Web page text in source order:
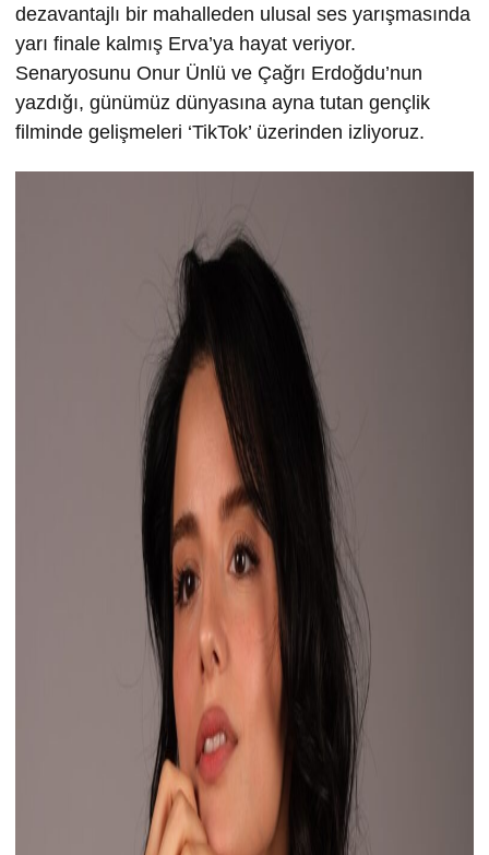
dezavantajlı bir mahalleden ulusal ses yarışmasında
yarı finale kalmış Erva’ya hayat veriyor.
Senaryosunu Onur Ünlü ve Çağrı Erdoğdu’nun
yazdığı, günümüz dünyasına ayna tutan gençlik
filminde gelişmeleri ‘TikTok’ üzerinden izliyoruz.